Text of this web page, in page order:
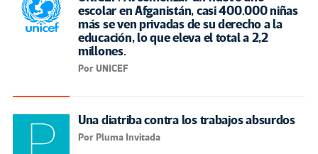
escolar en Afganistán, casi 400.000 niñas
más se ven privadas de su derecho a la
educación, lo que eleva el total a 2,2
millones.
Por UNICEF
Una diatriba contra los trabajos absurdos
Por Pluma Invitada